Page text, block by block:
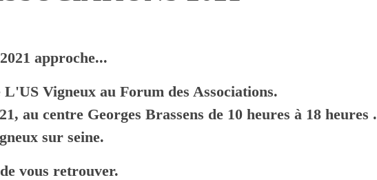
approche...
Vigneux au Forum des Associations.
au centre Georges Brassens de 10 heures à 18 heures .
sur seine.
vous retrouver.